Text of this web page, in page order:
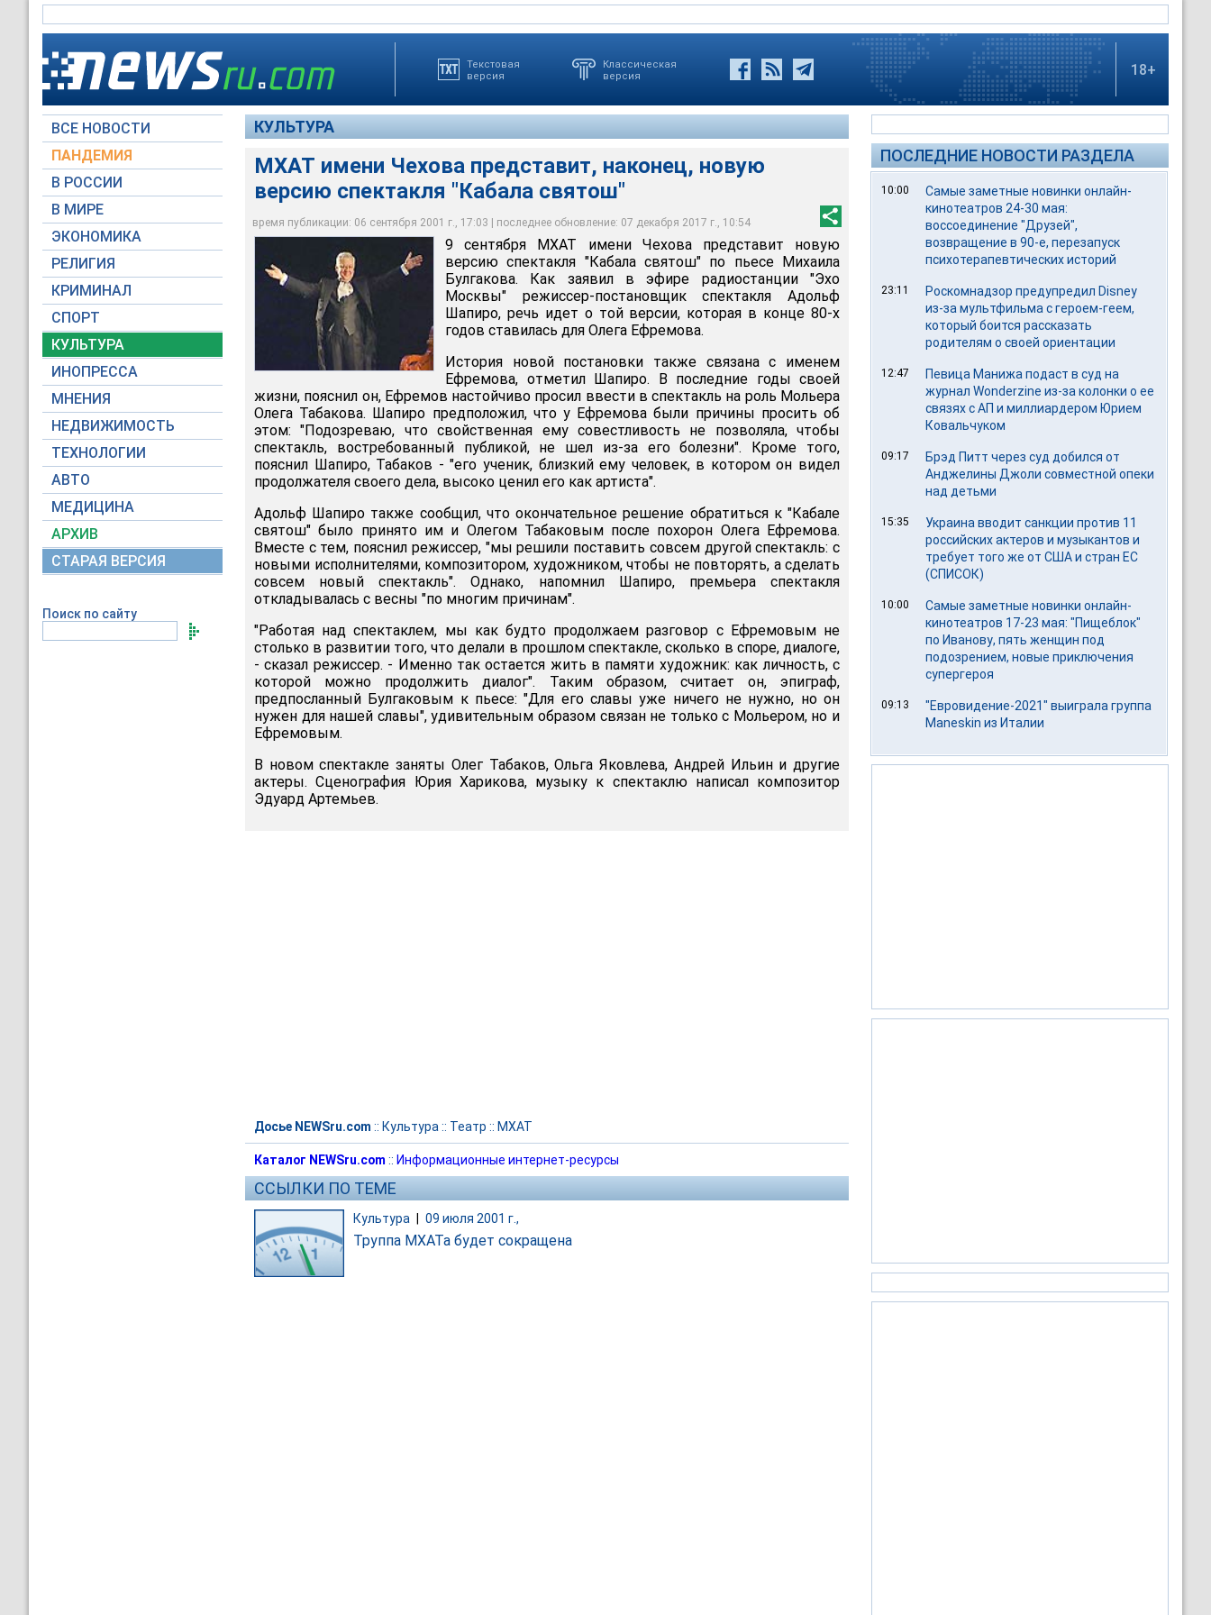
Текстовая
версия
Классическая
версия
18+
ВСЕ НОВОСТИ
ПАНДЕМИЯ
В РОССИИ
В МИРЕ
ЭКОНОМИКА
РЕЛИГИЯ
КРИМИНАЛ
СПОРТ
КУЛЬТУРА
ИНОПРЕССА
МНЕНИЯ
НЕДВИЖИМОСТЬ
ТЕХНОЛОГИИ
АВТО
МЕДИЦИНА
АРХИВ
СТАРАЯ ВЕРСИЯ
Поиск по сайту
КУЛЬТУРА
МХАТ имени Чехова представит, наконец, новую
версию спектакля "Кабала святош"
время публикации: 06 сентября 2001 г., 17:03 | последнее обновление: 07 декабря 2017 г., 10:54
МХАТ имени Чехова представит, наконец, новую версию спектакля "Кабала святош"
Архив НТВ.ru
9 сентября МХАТ имени Чехова представит новую
версию спектакля "Кабала святош" по пьесе Михаила
Булгакова. Как заявил в эфире радиостанции "Эхо
Москвы" режиссер-постановщик спектакля Адольф
Шапиро, речь идет о той версии, которая в конце 80-х
годов ставилась для Олега Ефремова.
История новой постановки также связана с именем
Ефремова, отметил Шапиро. В последние годы своей
жизни, пояснил он, Ефремов настойчиво просил ввести в спектакль на роль Мольера
Олега Табакова. Шапиро предположил, что у Ефремова были причины просить об
этом: "Подозреваю, что свойственная ему совестливость не позволяла, чтобы
спектакль, востребованный публикой, не шел из-за его болезни". Кроме того,
пояснил Шапиро, Табаков - "его ученик, близкий ему человек, в котором он видел
продолжателя своего дела, высоко ценил его как артиста".
Адольф Шапиро также сообщил, что окончательное решение обратиться к "Кабале
святош" было принято им и Олегом Табаковым после похорон Олега Ефремова.
Вместе с тем, пояснил режиссер, "мы решили поставить совсем другой спектакль: с
новыми исполнителями, композитором, художником, чтобы не повторять, а сделать
совсем новый спектакль". Однако, напомнил Шапиро, премьера спектакля
откладывалась с весны "по многим причинам".
"Работая над спектаклем, мы как будто продолжаем разговор с Ефремовым не
столько в развитии того, что делали в прошлом спектакле, сколько в споре, диалоге,
- сказал режиссер. - Именно так остается жить в памяти художник: как личность, с
которой можно продолжить диалог". Таким образом, считает он, эпиграф,
предпосланный Булгаковым к пьесе: "Для его славы уже ничего не нужно, но он
нужен для нашей славы", удивительным образом связан не только с Мольером, но и
Ефремовым.
В новом спектакле заняты Олег Табаков, Ольга Яковлева, Андрей Ильин и другие
актеры. Сценография Юрия Харикова, музыку к спектаклю написал композитор
Эдуард Артемьев.
Досье NEWSru.com :: Культура :: Театр :: МХАТ
Каталог NEWSru.com :: Информационные интернет-ресурсы
ССЫЛКИ ПО ТЕМЕ
Культура 09 июля 2001 г.,
Труппа МХАТа будет сокращена
ПОСЛЕДНИЕ НОВОСТИ РАЗДЕЛА
10:00
Самые заметные новинки онлайн-
кинотеатров 24-30 мая:
воссоединение "Друзей",
возвращение в 90-е, перезапуск
психотерапевтических историй
23:11
Роскомнадзор предупредил Disney
из-за мультфильма c героем-геем,
который боится рассказать
родителям о своей ориентации
12:47
Певица Манижа подаст в суд на
журнал Wonderzine из-за колонки о ее
связях с АП и миллиардером Юрием
Ковальчуком
09:17
Брэд Питт через суд добился от
Анджелины Джоли совместной опеки
над детьми
15:35
Украина вводит санкции против 11
российских актеров и музыкантов и
требует того же от США и стран ЕС
(СПИСОК)
10:00
Самые заметные новинки онлайн-
кинотеатров 17-23 мая: "Пищеблок"
по Иванову, пять женщин под
подозрением, новые приключения
супергероя
09:13
"Евровидение-2021" выиграла группа
Maneskin из Италии